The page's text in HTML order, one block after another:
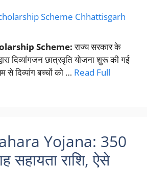
Scheme:राज्य सरकार के
दिव्यांगजन छात्रवृति योजना शुरू की गई
से दिव्यांग बच्चों को … Read Full
Yojana: 350
सहायता राशि, ऐसे